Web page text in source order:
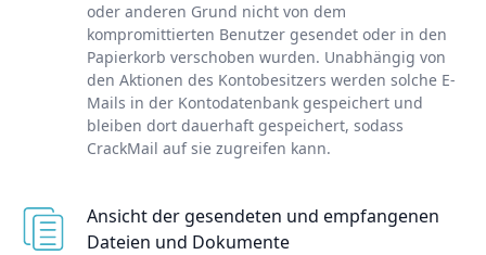
oder anderen Grund nicht von dem
kompromittierten Benutzer gesendet oder in den
Papierkorb verschoben wurden. Unabhängig von
den Aktionen des Kontobesitzers werden solche E-
Mails in der Kontodatenbank gespeichert und
bleiben dort dauerhaft gespeichert, sodass
CrackMail auf sie zugreifen kann.
Ansicht der gesendeten und empfangenen
Dateien und Dokumente